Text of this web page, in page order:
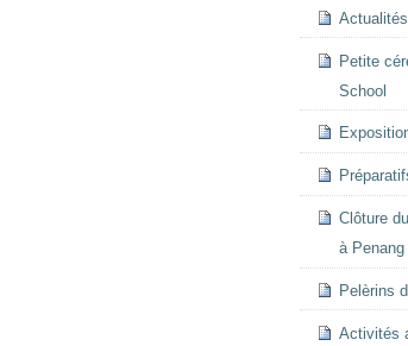
Petite
School
Clôture
à Penang
Pelèrins
Activités